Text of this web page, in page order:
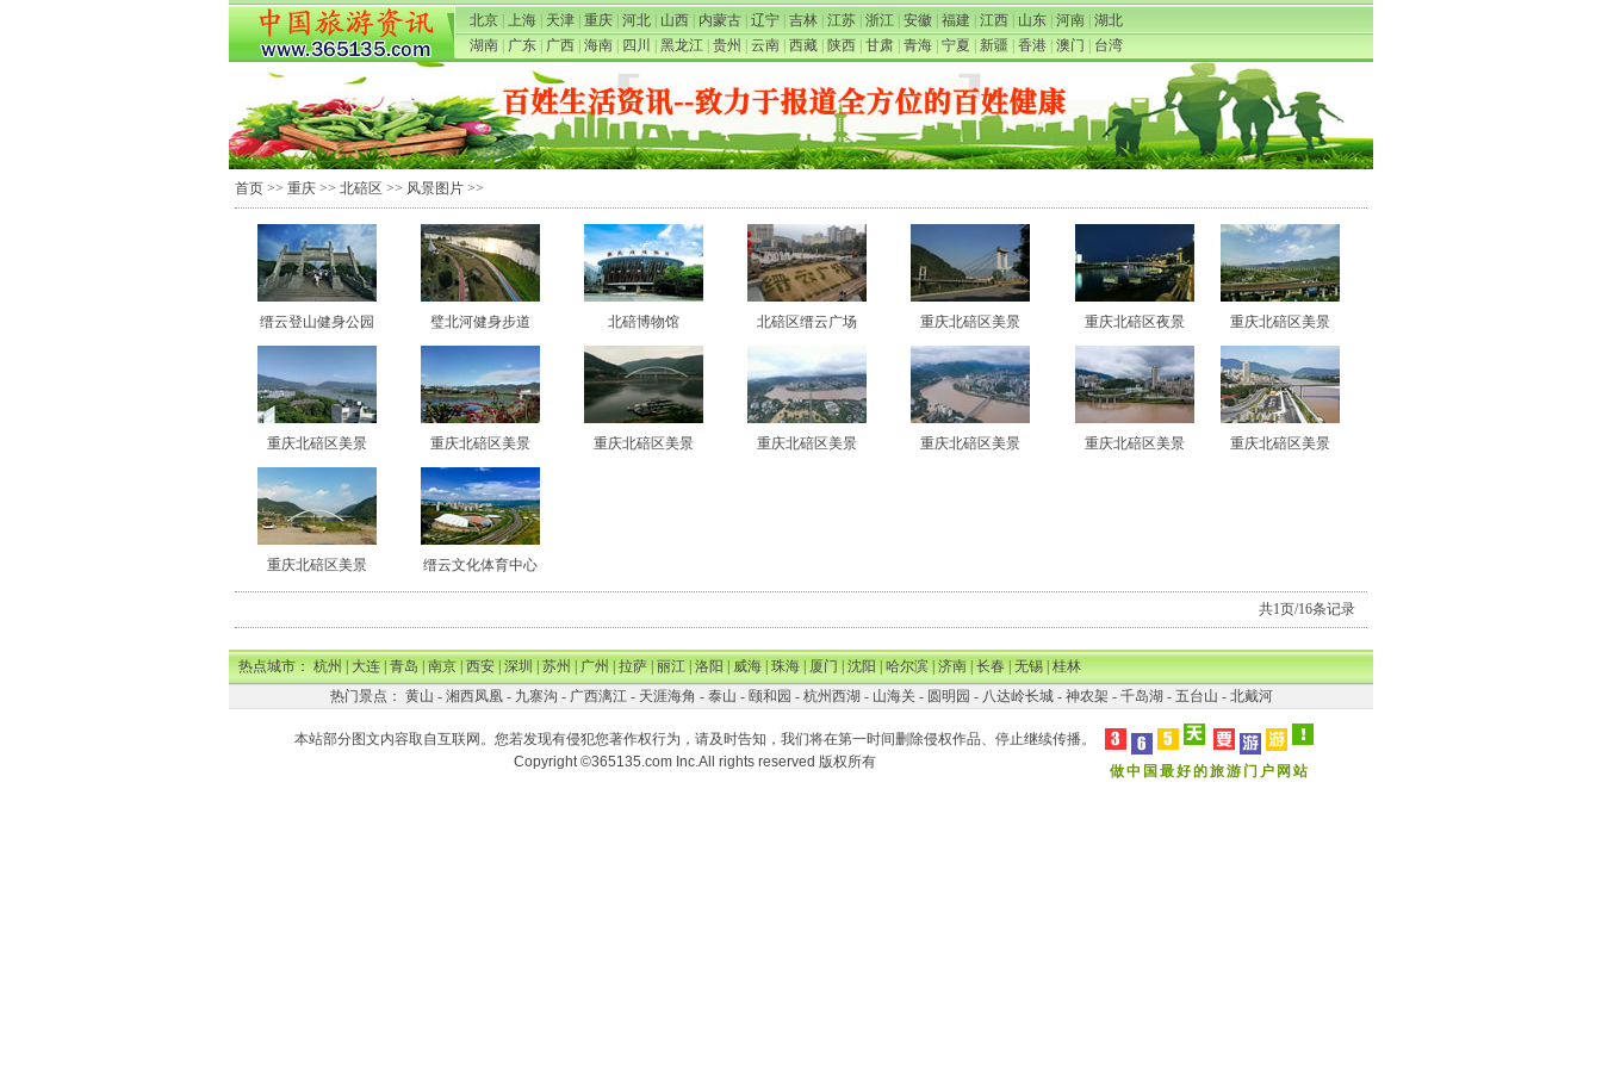
北京 上海 天津 重庆 河北 山西 内蒙古 辽宁 吉林 江苏 浙江 安徽 福建 江西 山东 河南 湖北
湖南
广东 广西 海南 四川 黑龙江 贵州 云南 西藏 陕西 甘肃 青海 宁夏 新疆 香港 澳门 台湾
首页 >> 重庆 >> 北碚区 >> 风景图片 >>
缙云登山健身公园 璧北河健身步道 北碚博物馆 北碚区缙云广场 重庆北碚区美景 重庆北碚区夜景 重庆北碚区美景
重庆北碚区美景 重庆北碚区美景 重庆北碚区美景 重庆北碚区美景 重庆北碚区美景 重庆北碚区美景 重庆北碚区美景
重庆北碚区美景 缙云文化体育中心
共1页/16条记录
热点城市：杭州|大连|青岛|南京|西安|深圳|苏州|广州|拉萨|丽江|洛阳|威海|珠海|厦门|沈阳|哈尔滨|济南|长春|无锡|桂林
热门景点： 黄山 - 湘西凤凰- 九寨沟 - 广西漓江- 天涯海角 - 泰山 - 颐和园 - 杭州西湖 - 山海关- 圆明园 - 八达岭长城- 神农架 - 千岛湖 - 五台山 - 北戴河
本站部分图文内容取自互联网。您若发现有侵犯您著作权行为，请及时告知，我们将在第一时间删除侵权作品、停止继续传播。
Copyright ©365135.com Inc.All rights reserved 版权所有
做中国最好的旅游门户网站